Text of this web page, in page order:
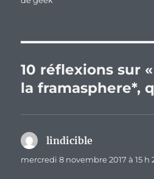
10 réflexions sur
la framasphere*,
lindicible
mercredi 8 novembre 2017 à 15 h